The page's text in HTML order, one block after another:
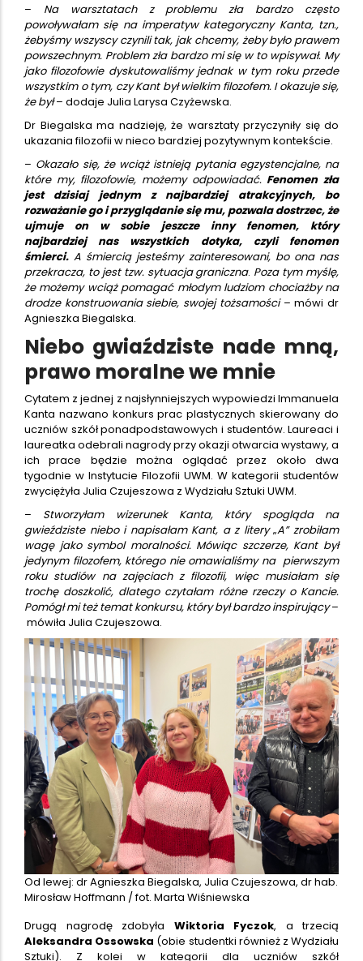
– Na warsztatach z problemu zła bardzo często
powoływałam się na imperatyw kategoryczny Kanta, tzn.,
żebyśmy wszyscy czynili tak, jak chcemy, żeby było prawem
powszechnym. Problem zła bardzo mi się w to wpisywał. My
jako filozofowie dyskutowaliśmy jednak w tym roku przede
wszystkim o tym, czy Kant był wielkim filozofem. I okazuje się,
że był– dodaje Julia Larysa Czyżewska.
Dr Biegalska ma nadzieję, że warsztaty przyczyniły się do
ukazania filozofii w nieco bardziej pozytywnym kontekście.
– Okazało się, że wciąż istnieją pytania egzystencjalne, na
które my, filozofowie, możemy odpowiadać. Fenomen zła
jest dzisiaj jednym z najbardziej atrakcyjnych, bo
rozważanie go i przyglądanie się mu, pozwala dostrzec, że
ujmuje on w sobie jeszcze inny fenomen, który
najbardziej nas wszystkich dotyka, czyli fenomen
śmierci.A śmiercią jesteśmy zainteresowani, bo ona nas
przekracza, to jest tzw. sytuacja graniczna. Poza tym myślę,
że możemy wciąż pomagać młodym ludziom chociażby na
drodze konstruowania siebie, swojej tożsamości– mówi dr
Agnieszka Biegalska.
Niebo gwiaździste nade mną,
prawo moralne we mnie
Cytatem z jednej z najsłynniejszych wypowiedzi Immanuela
Kanta nazwano konkurs prac plastycznych skierowany do
uczniów szkół ponadpodstawowych i studentów. Laureaci i
laureatka odebrali nagrody przy okazji otwarcia wystawy, a
ich prace będzie można oglądać przez około dwa
tygodnie w Instytucie Filozofii UWM. W kategorii studentów
zwyciężyła Julia Czujeszowa z Wydziału Sztuki UWM.
– Stworzyłam wizerunek Kanta, który spogląda na
gwieździste niebo i napisałam Kant, a z litery„A” zrobiłam
wagę jako symbol moralności. Mówiąc szczerze, Kant był
jedynym filozofem, którego nie omawialiśmy na pierwszym
roku studiów na zajęciach z filozofii, więc musiałam się
trochę doszkolić, dlatego czytałam różne rzeczy o Kancie.
Pomógł mi też temat konkursu, który był bardzo inspirujący–
mówiła Julia Czujeszowa.
Od lewej: dr Agnieszka Biegalska, Julia Czujeszowa, dr hab.
Mirosław Hoffmann / fot. Marta Wiśniewska
Drugą nagrodę zdobyła Wiktoria Fyczok, a trzecią
Aleksandra Ossowska (obie studentki również z Wydziału
Sztuki). Z kolei w kategorii dla uczniów szkół